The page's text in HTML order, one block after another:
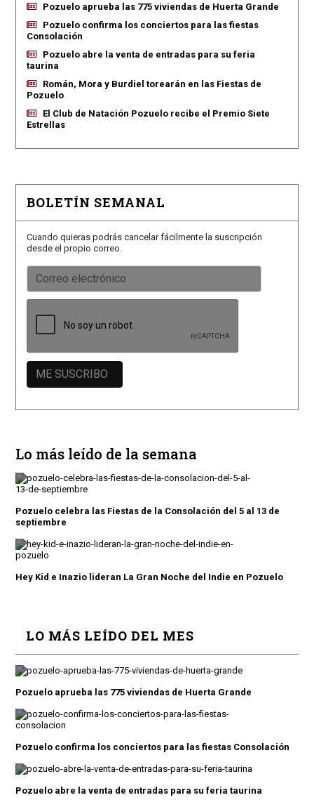
Pozuelo aprueba las 775 viviendas de Huerta Grande
Pozuelo confirma los conciertos para las fiestas
Consolación
Pozuelo abre la venta de entradas para su feria
taurina
Román, Mora y Burdiel torearán en las Fiestas de
Pozuelo
El Club de Natación Pozuelo recibe el Premio Siete
Estrellas
BOLETÍN SEMANAL
Cuando quieras podrás cancelar fácilmente la suscripción
desde el propio correo.
Lo más leído de la semana
Pozuelo celebra las Fiestas de la Consolación del 5 al 13 de
septiembre
Hey Kid e Inazio lideran La Gran Noche del Indie en Pozuelo
LO MÁS LEÍDO DEL MES
Pozuelo aprueba las 775 viviendas de Huerta Grande
Pozuelo confirma los conciertos para las fiestas Consolación
Pozuelo abre la venta de entradas para su feria taurina